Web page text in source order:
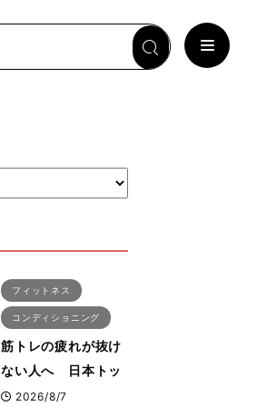
フィットネス
コンディショニング
筋トレの疲れが抜け
ない人へ 日本トッ
プボディビルダー・
2026/8/7